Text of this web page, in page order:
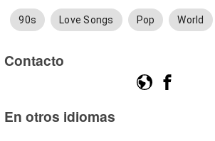
90s Love Songs Pop World
Contacto
En otros idiomas